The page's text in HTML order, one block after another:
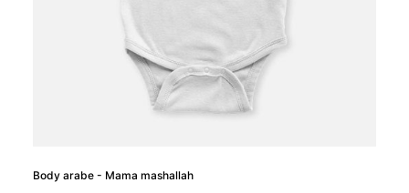
Body arabe - Mama mashallah